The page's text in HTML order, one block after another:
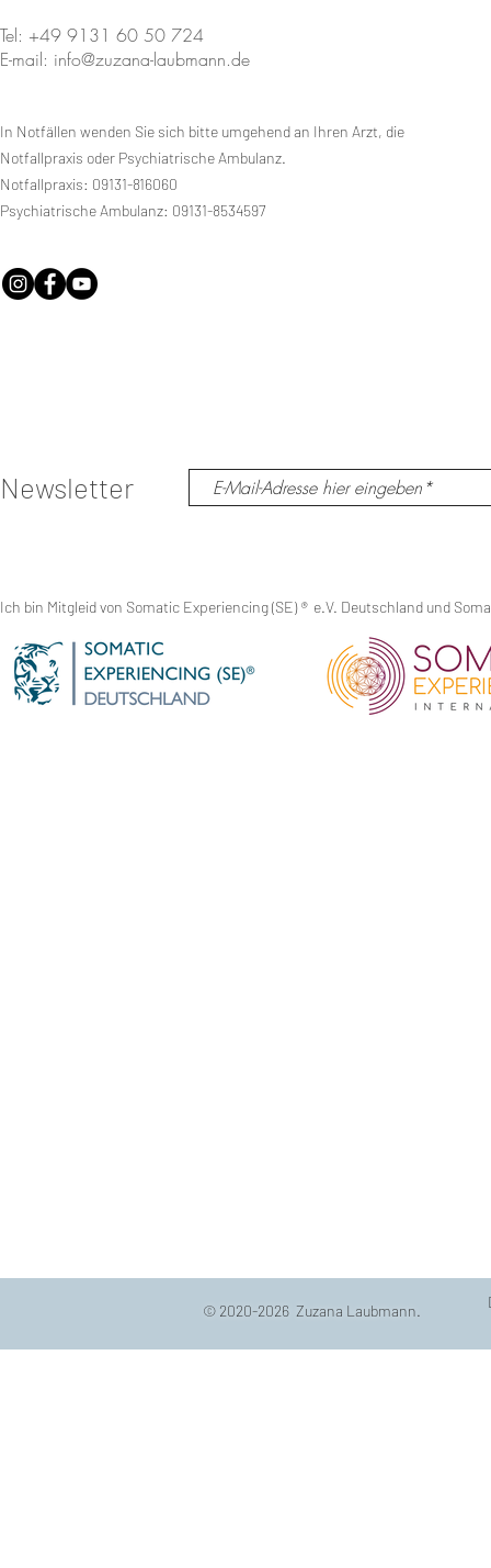
Tel: +49 9131 60 50 724
E-mail: info@zuzana-laubmann.de
In Notfällen wenden Sie sich bitte umgehend an Ihren Arzt, die
Notfallpraxis oder Psychiatrische Ambulanz.
Notfallpraxis: 09131-816060
Psychiatrische Ambulanz: 09131-8534597
Newsletter
Ich bin Mitgleid von Somatic Experiencing (SE)® e.V. Deutschland und
© 2020-2026 Zuzana Laubmann.